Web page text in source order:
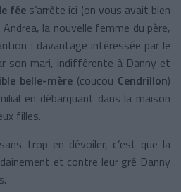
fée s’arrête ici (on vous avait bien
la nouvelle femme du père,
: davantage intéressée par le
son mari, indifférente à Danny et
belle-mère (coucou Cendrillon)
en débarquant dans la maison
filles.
trop en dévoiler, c’est que la
et contre leur gré Danny